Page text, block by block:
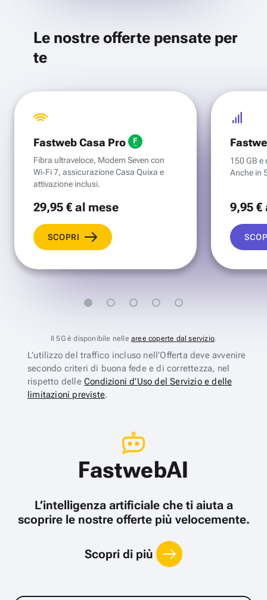
Le nostre offerte pensate per
te
Fastweb Casa Pro
Fibra ultraveloce, Modem Seven con
Wi‑Fi 7, assicurazione Casa Quixa e
attivazione inclusi.
29,95 €al mese
SCOPRI
150 GB e
Anche in
9,95 €
Il 5G è disponibile nelle aree coperte dal servizio.
L’utilizzo del traffico incluso nell’Offerta deve avvenire
secondo criteri di buona fede e di correttezza, nel
rispetto delle Condizioni d’Uso del Servizio e delle
limitazioni previste.
FastwebAI
L’intelligenza artificiale che ti aiuta a
scoprire le nostre offerte più velocemente.
Scopri di più